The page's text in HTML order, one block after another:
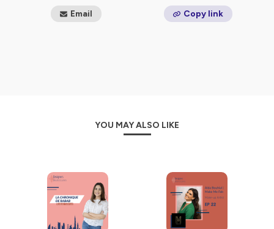
Email Copy link
YOU MAY ALSO LIKE